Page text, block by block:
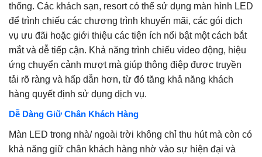
thống. Các khách sạn, resort có thể sử dụng màn hình LED
để trình chiếu các chương trình khuyến mãi, các gói dịch
vụ ưu đãi hoặc giới thiệu các tiện ích nổi bật một cách bắt
mắt và dễ tiếp cận. Khả năng trình chiếu video động, hiệu
ứng chuyển cảnh mượt mà giúp thông điệp được truyền
tải rõ ràng và hấp dẫn hơn, từ đó tăng khả năng khách
hàng quyết định sử dụng dịch vụ.
Dễ Dàng Giữ Chân Khách Hàng
Màn LED trong nhà/ ngoài trời không chỉ thu hút mà còn có
khả năng giữ chân khách hàng nhờ vào sự hiện đại và